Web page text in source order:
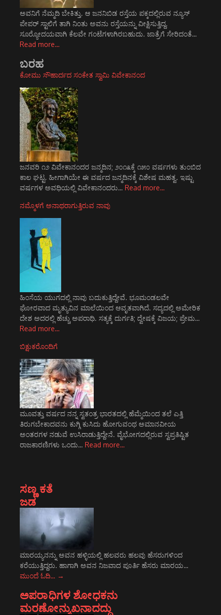
ಅವನಿಗೆ ನೆಮ್ಮದಿ ಬೇಕಿತ್ತು. ಆ ಜನನಿಬಿಡ ರಸ್ತೆಯ ಪಕ್ಕದಲ್ಲಿರುವ ನ್ಯೂಸ್
ಪೇಪರ್ ಸ್ಟಾಲಿಗೆ ತಾಗಿ ನಿಂತು ಅವನು ರಸ್ತೆಯನ್ನು ವೀಕ್ಷಿಸುತ್ತಿದ್ದ.
ಸೂರ್‍ಯೋದಯವಾಗಿ ಕೆಲವೇ ಗಂಟೆಗಳಾಗಿರಬಹುದು. ಜಾತ್ರೆಗೆ ಸೇರಿದಂತೆ…
Read more…
ಬರಹ
ಕೋಮು ಸೌಹಾರ್ದದ ಸಂಕೇತ ಸ್ವಾಮಿ ವಿವೇಕಾನಂದ
ಜನವರಿ ೧೨ ವಿವೇಕಾನಂದರ ಜನ್ಮದಿನ; ೨೦೧೩ಕ್ಕೆ ೧೫೦ ವರ್ಷಗಳು ತುಂಬಿದ
ಕಾಲ ಘಟ್ಟ. ಹೀಗಾಗಿಯೇ ಈ ವರ್ಷದ ಜನ್ಮದಿನಕ್ಕೆ ವಿಶೇಷ ಮಹತ್ವ. ಇಷ್ಟು
ವರ್ಷಗಳ ಅವಧಿಯಲ್ಲಿ ವಿವೇಕಾನಂದರು… Read more…
ನಮ್ಮೊಳಗೆ ಅನಾಥರಾಗುತ್ತಿರುವ ನಾವು
ಹಿಂಸೆಯ ಯುಗದಲ್ಲಿ ನಾವು ಬದುಕುತ್ತಿದ್ದೇವೆ. ಭೂಮಂಡಲವೇ
ಘೋರವಾದ ಮೃತ್ಯುವಿನ ಮಾಲೆಯಿಂದ ಆವೃತವಾಗಿದೆ. ಸದ್ಯದಲ್ಲಿ ಅಮೇರಿಕ
ದೇಶ ಅದರಲ್ಲಿ ಹೆಚ್ಚು ಅಪರಾಧಿ. ಸತ್ಯಕ್ಕೆ ದುರ್ಗತಿ; ದ್ವೇಷಕ್ಕೆ ವಿಜಯ; ಪ್ರೇಮ…
Read more…
ಬಿಕ್ಷುಕರೊಂದಿಗೆ
ಮೂವತ್ತು ವರ್ಷದ ನನ್ನ ಸ್ವತಂತ್ರ ಭಾರತದಲ್ಲಿ ಹೆಮ್ಮೆಯಿಂದ ತಲೆ ಎತ್ತಿ
ತಿರುಗಬೇಕಾದವನು ಕುಗ್ಗಿ ಕುಸಿದು ಹೋಗುವಂಥ ಅಮಾನವೀಯ
ಅಂತರಗಳ ನಡುವೆ ಉಸಿರಾಡುತ್ತಿದ್ದೇನೆ. ವೈಭೋಗದಲ್ಲಿರುವ ಸ್ವಪ್ರತಿಷ್ಟಿತ
ರಾಜಕಾರಣಿಗಳು ಒಂದು… Read more…
ಸಣ್ಣ ಕತೆ
ಜಡ
ಮಾರಯ್ಯನನ್ನು ಅವನ ಹಳ್ಳಿಯಲ್ಲಿ ಹಲವರು ಹಲವು ಹೆಸರುಗಳಿಂದ
ಕರೆಯುತ್ತಿದ್ದರು. ಹಾಗಾಗಿ ಅವನ ನಿಜವಾದ ಪೂರ್ತಿ ಹೆಸರು ಮಾರಯ…
ಮುಂದೆ ಓದಿ… →
ಅಪರಾಧಿಗಳ ಶೋಧಕನು
ಮರಣೋನ್ಮುಖನಾದದ್ದು